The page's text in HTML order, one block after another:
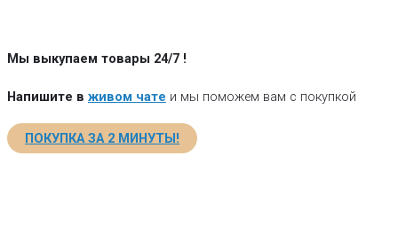
Мы выкупаем товары 24/7 !
Напишите в живом чате и мы поможем вам с покупкой
ПОКУПКА ЗА 2 МИНУТЫ!